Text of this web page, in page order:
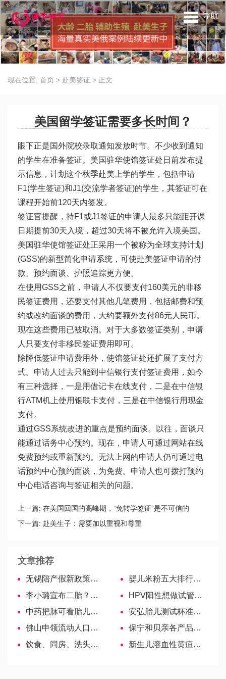
导航
现在位置: 首页 > 赴美签证 > 正文
美国留学签证需要多长时间？
眼下正是国外院校录取通知发放时节。不少收到通知
的学生在准备签证。美国驻华使馆签证处日前发布提
示信息，计划这个秋季赴美上学的学生，包括申请
F1(学生签证)和J1(交流学者签证)的学生，其签证可在
课程开始前120天内签发。
签证官提醒，持F1或J1签证的申请人最多只能距开课
日期提前30天入境，超过30天将不被允许入境美国。
美国驻华使馆签证处正采用一个被称为全球支持计划
(GSS)的新型简化申请系统，可使赴美签证申请的付
款、预约面谈、护照追踪更方便。
在使用GSS之前，申请人不仅要支付160美元的非移
民签证费用，还要支付其他几笔费用，包括邮费和预
约或改约面谈的费用，大约要额外支付86元人民币。
现在这些费用已被取消。对于大多数签证类别，申请
人只要支付非移民签证费用即可。
除降低签证申请费用外，使馆签证处还扩展了支付方
式。申请人过去只能到中信银行支付签证费用，如今
有三种选择，一是用借记卡在线支付，二是在中信银
行ATM机上使用银联卡支付，三是在中信银行用现金
支付。
通过GSS系统改进的重点是预约面谈。以往，面谈只
能通过话务中心预约。现在，申请人可通过网站在线
免费预约或重新预约。无法上网的申请人仍可通过电
话预约中心预约面谈，为免费。申请人也可拨打预约
中心电话咨询与签证相关的问题。
上一篇: 在美国回国的高峰期，”免转学签证”是不可信的
下一篇: 赴美生子：需要加以重视和尊重
文章推荐
无锡陪产假新政策为你详解！
婴儿米粉五大排行榜最新出炉，哪个好一比见分晓
李小璐宣布二胎？单身家庭的弊端你也许还不了解
HPV阳性想做试管婴儿，能先赴美取卵再治疗吗？
中药把脉可看胎儿性别，男宝女宝脉象各不相同
安弘胎儿测试杯准确率待考证，4种辨性别法值得一试！
佛山申领流动人口婚育证明，准备好这些材料办理很简单
保宁和贝亲各产品对比，谁好谁坏数据说话！
饮食、同房、洗头….放环后的注意事项汇总!
新生儿溶血性黄疸的3大治疗方法！